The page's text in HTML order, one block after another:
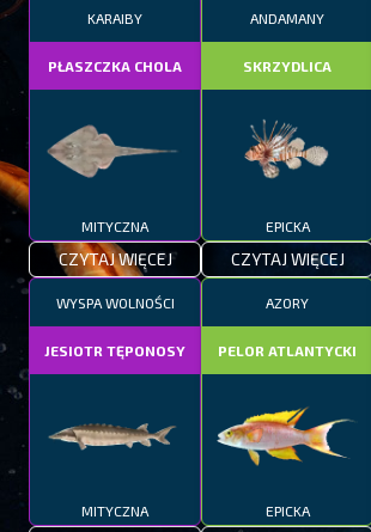
KARAIBY
PŁASZCZKA CHOLA
MITYCZNA
CZYTAJ WIĘCEJ
ANDAMANY
SKRZYDLICA
EPICKA
CZYTAJ WIĘCEJ
WYSPA WOLNOŚCI
JESIOTR TĘPONOSY
MITYCZNA
AZORY
PELOR ATLANTYCKI
EPICKA